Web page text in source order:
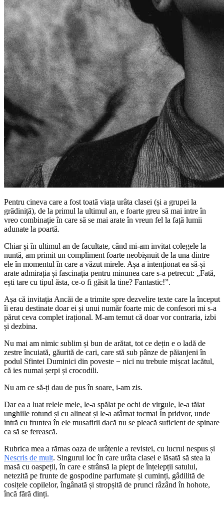
Pentru cineva care a fost toată viața urâta clasei (și a grupei la
grădiniță), de la primul la ultimul an, e foarte greu să mai intre în
vreo combinație în care să se mai arate în vreun fel la față lumii
adunate la poartă.
Chiar și în ultimul an de facultate, când mi-am invitat colegele la
nuntă, am primit un compliment foarte neobișnuit de la una dintre
ele în momentul în care a văzut mirele. Așa a intenționat ea să-și
arate admirația și fascinația pentru minunea care s-a petrecut: „Fată,
ești tare cu tipul ăsta, ce-o fi găsit la tine? Fantastic!”.
Așa că invitația Ancăi de a trimite spre dezvelire texte care la început
îi erau destinate doar ei și unui număr foarte mic de confesori mi s-a
părut ceva complet irațional. M-am temut că doar vor contraria, izbi
și dezbina.
Nu mai am nimic sublim și bun de arătat, tot ce dețin e o ladă de
zestre încuiată, găurită de cari, care stă sub pânze de păianjeni în
podul Sfintei Duminici din poveste − nici nu trebuie mișcat lacătul,
că ies numai șerpi și crocodili.
Nu am ce să-ți dau de pus în soare, i-am zis.
Dar ea a luat relele mele, le-a spălat pe ochi de virgule, le-a tăiat
unghiile rotund și cu alineat și le-a atârnat tocmai În pridvor, unde
intră cu fruntea în ele musafirii dacă nu se pleacă suficient de spinare
ca să se ferească.
Rubrica mea a rămas oaza de urâțenie a revistei, cu lucrul nespus și
Nescris de mult. Singurul loc în care urâta clasei e lăsată să stea la
masă cu oaspeții, în care e strânsă la piept de înțelepții satului,
netezită pe frunte de gospodine parfumate și cuminți, gâdilită de
cosițele copilelor, îngânată și stropșită de prunci râzând în hohote,
încă fără dinți.